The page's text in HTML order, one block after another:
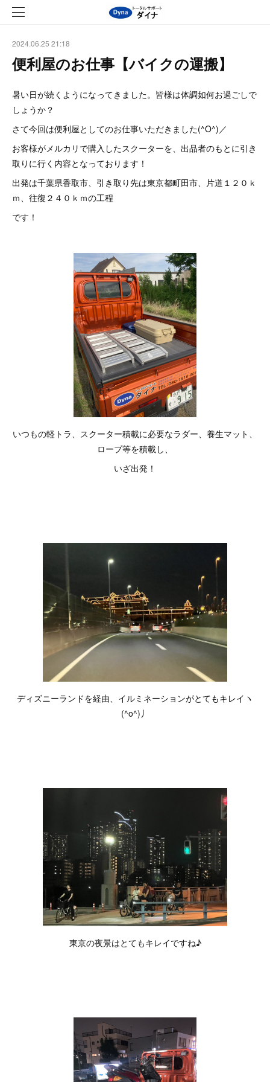
2024.06.25 21:18
便利屋のお仕事【バイクの運搬】
暑い日が続くようになってきました。皆様は体調如何お過ごしで
しょうか？
さて今回は便利屋としてのお仕事いただきました(^O^)／
お客様がメルカリで購入したスクーターを、出品者のもとに引き
取りに行く内容となっております！
出発は千葉県香取市、引き取り先は東京都町田市、片道１２０ｋ
ｍ、往復２４０ｋｍの工程
です！
いつもの軽トラ、スクーター積載に必要なラダー、養生マット、
ロープ等を積載し、
いざ出発！
ディズニーランドを経由、イルミネーションがとてもキレイヽ
(^o^)丿
東京の夜景はとてもキレイですね♪